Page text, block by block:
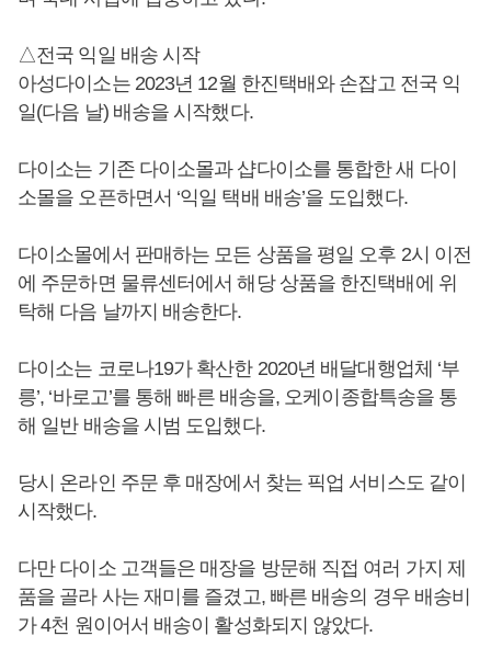
△전국 익일 배송 시작
아성다이소는 2023년 12월 한진택배와 손잡고 전국 익
일(다음 날) 배송을 시작했다.
다이소는 기존 다이소몰과 샵다이소를 통합한 새 다이
소몰을 오픈하면서 ‘익일 택배 배송’을 도입했다.
다이소몰에서 판매하는 모든 상품을 평일 오후 2시 이전
에 주문하면 물류센터에서 해당 상품을 한진택배에 위
탁해 다음 날까지 배송한다.
다이소는 코로나19가 확산한 2020년 배달대행업체 ‘부
릉’, ‘바로고’를 통해 빠른 배송을, 오케이종합특송을 통
해 일반 배송을 시범 도입했다.
당시 온라인 주문 후 매장에서 찾는 픽업 서비스도 같이
시작했다.
다만 다이소 고객들은 매장을 방문해 직접 여러 가지 제
품을 골라 사는 재미를 즐겼고, 빠른 배송의 경우 배송비
가 4천 원이어서 배송이 활성화되지 않았다.